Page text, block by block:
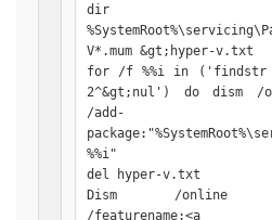
dir
V*.mum &gt;hyper-v.txt
for /f %%i in
2^&gt;nul') do dism /
/add-
%%i"
del hyper-v.txt
Dism /online /
/featurename:<a